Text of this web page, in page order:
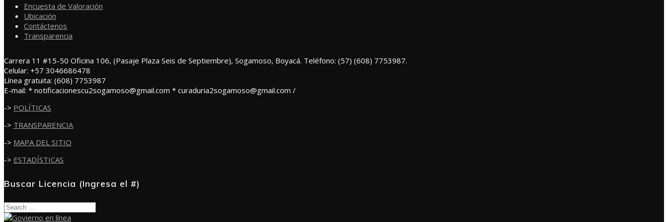
Encuesta de Valoración
Ubicación
Contáctenos
Transparencia
Carrera 11 #15-50 Oficina 106, (Pasaje Plaza Seis de Septiembre), Sogamoso, Boyacá. Teléfono: (57) (608) 7753987.
Celular: +57 3046686478
Línea gratuita: (608) 7753987
E-mail: * notificacionescu2sogamoso@gmail.com * curaduria2sogamoso@gmail.com /
-> POLÍTICAS
-> TRANSPARENCIA
-> MAPA DEL SITIO
-> ESTADÍSTICAS
Buscar Licencia (Ingresa el #)
Search
for: